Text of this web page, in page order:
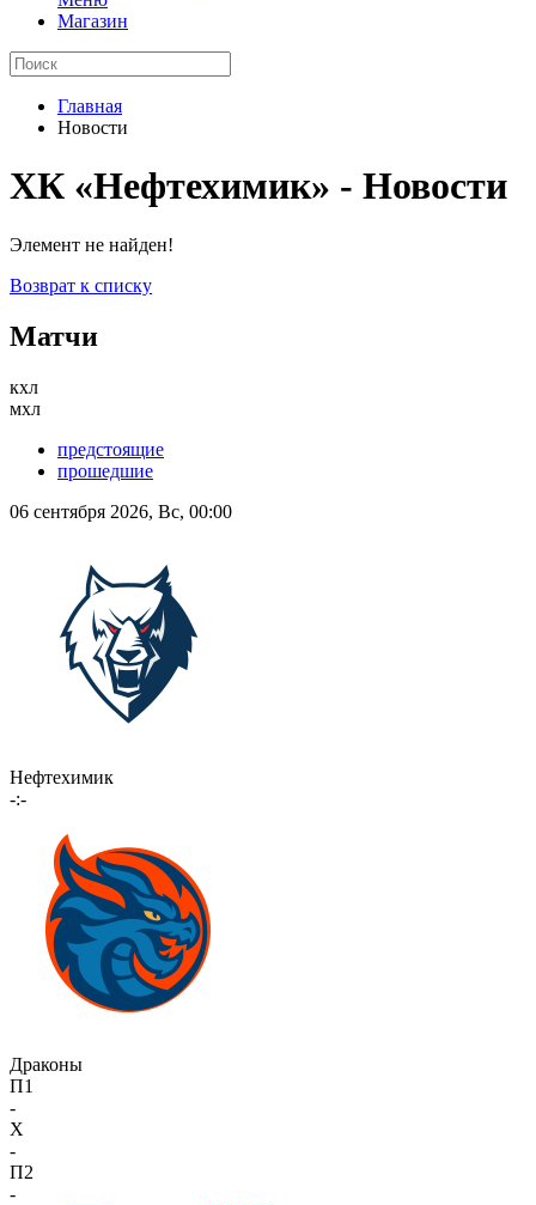
Магазин
Главная
Новости
ХК «Нефтехимик» - Новости
Элемент не найден!
Возврат к списку
Матчи
кхл
мхл
предстоящие
прошедшие
06 сентября 2026, Вс, 00:00
Нефтехимик
-:-
Драконы
П1
-
X
-
П2
-